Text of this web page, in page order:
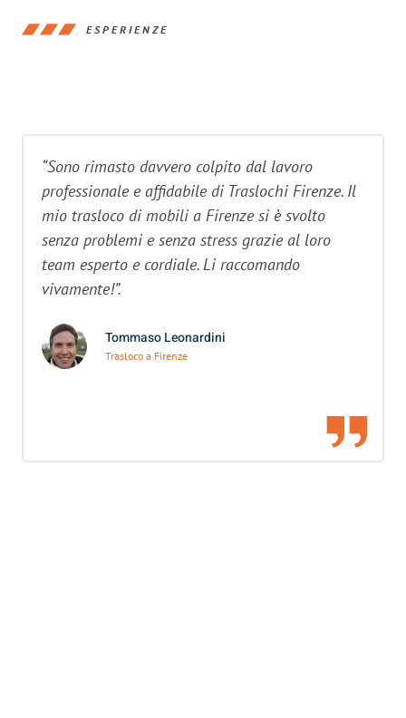
ESPERIENZE
“Sono rimasto davvero colpito dal lavoro
professionale e affidabile di Traslochi Firenze. Il
mio trasloco di mobili a Firenze si è svolto
senza problemi e senza stress grazie al loro
team esperto e cordiale. Li raccomando
vivamente!”.
Tommaso Leonardini
Trasloco a Firenze